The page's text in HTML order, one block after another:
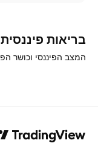
בריאות פיננסית
המצב הפיננסי וכושר